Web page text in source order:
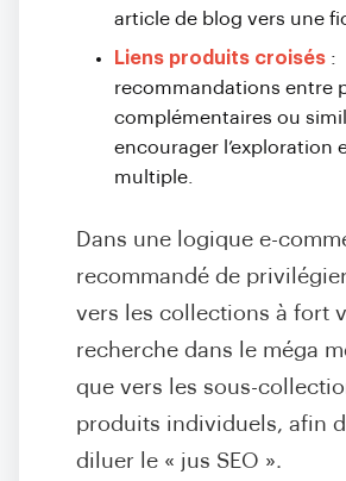
article de blog vers une
Liens produits croisés :
recommandations entre
complémentaires ou
encourager l’exploration
multiple.
Dans une logique e-
recommandé de
vers les collections à fort
recherche dans le méga
que vers les sous-
produits individuels, afin
diluer le « jus SEO ».